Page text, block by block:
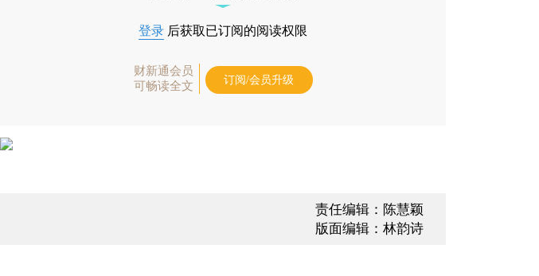
登录 后获取已订阅的阅读权限
财新通会员
可畅读全文
订阅/会员升级
责任编辑：陈慧颖
版面编辑：林韵诗